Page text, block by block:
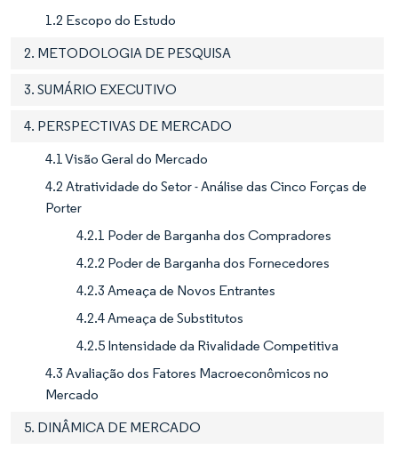
1.2 Escopo do Estudo
2. METODOLOGIA DE PESQUISA
3. SUMÁRIO EXECUTIVO
4. PERSPECTIVAS DE MERCADO
4.1 Visão Geral do Mercado
4.2 Atratividade do Setor - Análise das Cinco Forças de
Porter
4.2.1 Poder de Barganha dos Compradores
4.2.2 Poder de Barganha dos Fornecedores
4.2.3 Ameaça de Novos Entrantes
4.2.4 Ameaça de Substitutos
4.2.5 Intensidade da Rivalidade Competitiva
4.3 Avaliação dos Fatores Macroeconômicos no
Mercado
5. DINÂMICA DE MERCADO